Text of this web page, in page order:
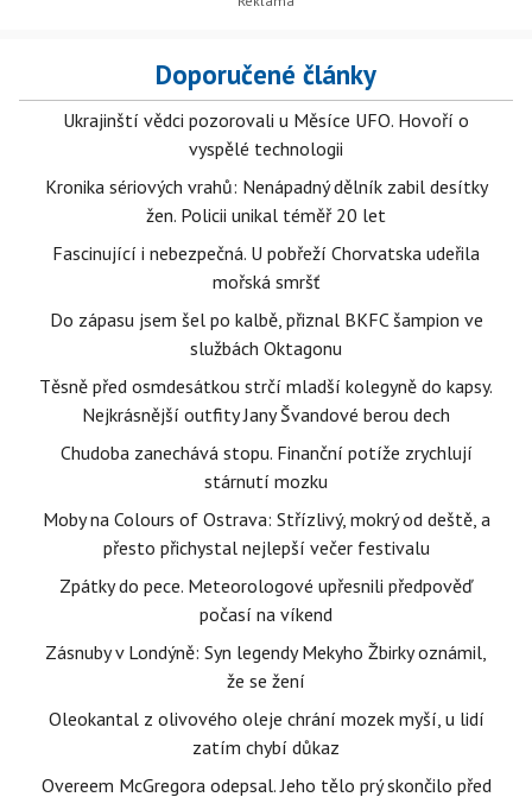
Doporučené články
Ukrajinští vědci pozorovali u Měsíce UFO. Hovoří o
vyspělé technologii
Kronika sériových vrahů: Nenápadný dělník zabil desítky
žen. Policii unikal téměř 20 let
Fascinující i nebezpečná. U pobřeží Chorvatska udeřila
mořská smršť
Do zápasu jsem šel po kalbě, přiznal BKFC šampion ve
službách Oktagonu
Těsně před osmdesátkou strčí mladší kolegyně do kapsy.
Nejkrásnější outfity Jany Švandové berou dech
Chudoba zanechává stopu. Finanční potíže zrychlují
stárnutí mozku
Moby na Colours of Ostrava: Střízlivý, mokrý od deště, a
přesto přichystal nejlepší večer festivalu
Zpátky do pece. Meteorologové upřesnili předpověď
počasí na víkend
Zásnuby v Londýně: Syn legendy Mekyho Žbirky oznámil,
že se žení
Oleokantal z olivového oleje chrání mozek myší, u lidí
zatím chybí důkaz
Overeem McGregora odepsal. Jeho tělo prý skončilo před